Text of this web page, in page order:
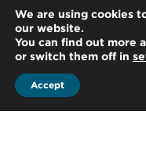
Via
T +39 02 76 01
F +39 02 76 01
We are using cookies
our website.
You can find out more
or switch them off in
Accept